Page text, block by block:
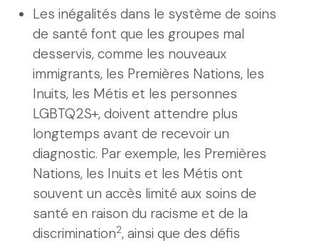
Les inégalités dans le système de soins
de santé font que les groupes mal
desservis, comme les nouveaux
immigrants, les Premières Nations, les
Inuits, les Métis et les personnes
LGBTQ2S+, doivent attendre plus
longtemps avant de recevoir un
diagnostic. Par exemple, les Premières
Nations, les Inuits et les Métis ont
souvent un accès limité aux soins de
santé en raison du racisme et de la
discrimination2, ainsi que des défis